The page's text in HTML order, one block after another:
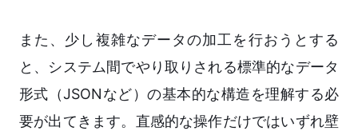
また、少し複雑なデータの加工を行おうとする
と、システム間でやり取りされる標準的なデータ
形式（JSONなど）の基本的な構造を理解する必
要が出てきます。直感的な操作だけではいずれ壁